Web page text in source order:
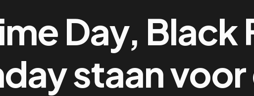
Day, Black
staan